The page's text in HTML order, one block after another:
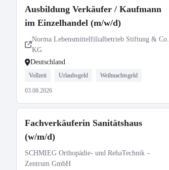
Ausbildung Verkäufer / Kaufmann
im Einzelhandel (m/w/d)
Norma Lebensmittelfilialbetrieb Stiftung & Co.
KG
Deutschland
Vollzeit Urlaubsgeld Weihnachtsgeld
03.08.2026
Fachverkäuferin Sanitätshaus
(w/m/d)
SCHMIEG Orthopädie- und RehaTechnik –
Zentrum GmbH